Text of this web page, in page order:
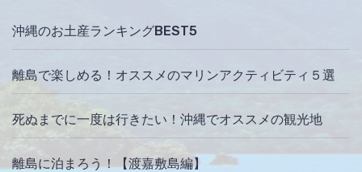
沖縄のお土産ランキングBEST5
離島で楽しめる！オススメのマリンアクティビティ５選
死ぬまでに一度は行きたい！沖縄でオススメの観光地
離島に泊まろう！【渡嘉敷島編】